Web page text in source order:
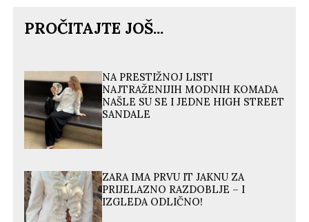
PROČITAJTE JOŠ...
NA PRESTIŽNOJ LISTI
NAJTRAŽENIJIH MODNIH KOMADA
NAŠLE SU SE I JEDNE HIGH STREET
SANDALE
ZARA IMA PRVU IT JAKNU ZA
PRIJELAZNO RAZDOBLJE – I
IZGLEDA ODLIČNO!